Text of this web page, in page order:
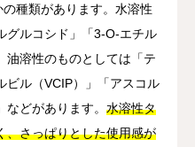
種類があります。水溶性
グルコシド」「3-O-エチル
油溶性のものとしては「テ
ビル（VCIP）」「アスコル
どがあります。 水溶性タ
、さっぱりとした使用感が